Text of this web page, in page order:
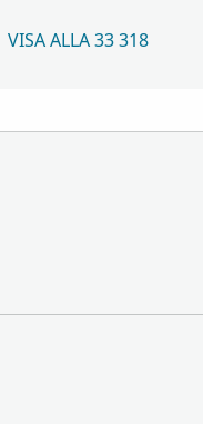
VISA ALLA 33 318